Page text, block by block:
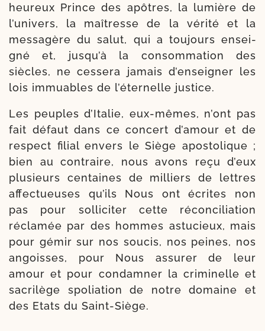
heu­reux Prince des apôtres, la lumière de
l’univers, la maî­tresse de la véri­té et la
mes­sa­gère du salut, qui a tou­jours ensei­
gné et, jusqu’à la consom­ma­tion des
siècles, ne ces­se­ra jamais d’en­sei­gner les
lois immuables de l’éternelle justice.
Les peuples d’Italie, eux-​mêmes, n’ont pas
fait défaut dans ce concert d’amour et de
res­pect filial envers le Siège apos­to­lique ;
bien au contraire, nous avons reçu d’eux
plu­sieurs cen­taines de mil­liers de lettres
affec­tueuses qu’ils Nous ont écrites non
pas pour sol­li­ci­ter cette récon­ci­lia­tion
récla­mée par des hommes astu­cieux, mais
pour gémir sur nos sou­cis, nos peines, nos
angoisses, pour Nous assu­rer de leur
amour et pour condam­ner la cri­mi­nelle et
sacri­lège spo­lia­tion de notre domaine et
des Etats du Saint-Siège.